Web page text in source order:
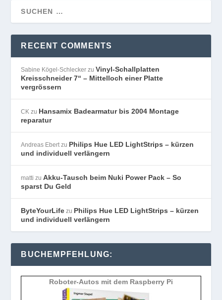
RECENT COMMENTS
Sabine Kögel-Schlecker zuVinyl-Schallplatten
Kreisschneider 7“ – Mittelloch einer Platte
vergrössern
CK zu Hansamix Badearmatur bis 2004 Montage
reparatur
Andreas Ebertzu Philips Hue LED LightStrips – kürzen
und individuell verlängern
matti zuAkku-Tausch beim Nuki Power Pack – So
sparst Du Geld
ByteYourLife zu Philips Hue LED LightStrips – kürzen
und individuell verlängern
BUCHEMPFEHLUNG:
Roboter-Autos mit dem Raspberry Pi